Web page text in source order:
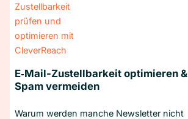
E‑Mail-Zustellbarkeit optimieren &
Spam vermeiden
Warum werden manche Newsletter nicht